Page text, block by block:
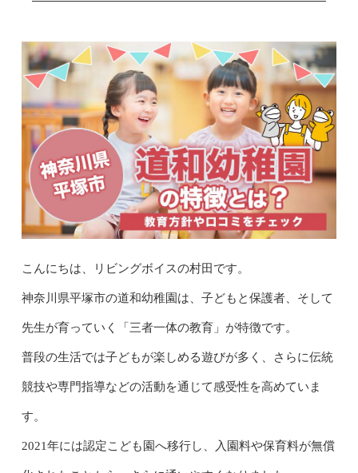
こんにちは、リビングボイスの村田です。
神奈川県平塚市の道和幼稚園は、子どもと保護者、そして
先生が育っていく「三者一体の教育」が特徴です。
普段の生活では子どもが楽しめる遊びが多く、さらに伝統
競技や専門指導などの活動を通じて感受性を高めていま
す。
2021年には認定こども園へ移行し、入園料や保育料が無償